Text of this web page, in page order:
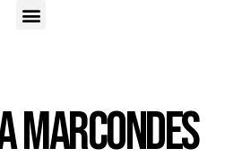
Marcondes